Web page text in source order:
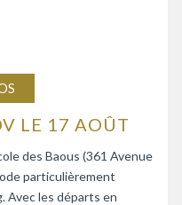
LE 17 AOÛT
des Baous (361 Avenue
particulièrement
Avec les départs en